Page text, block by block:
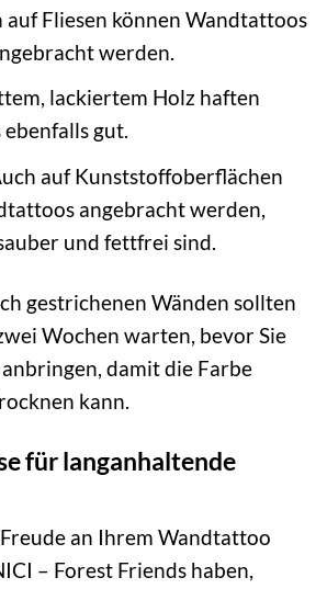
auf Fliesen können Wandtattoos
werden.
lackiertem Holz haften
gut.
auf Kunststoffoberflächen
angebracht werden,
und fettfrei sind.
gestrichenen Wänden sollten
Wochen warten, bevor Sie
damit die Farbe
kann.
für langanhaltende
an Ihrem Wandtattoo
– Forest Friends haben,